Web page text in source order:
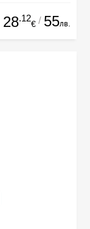
28.12
€ / 55лв.